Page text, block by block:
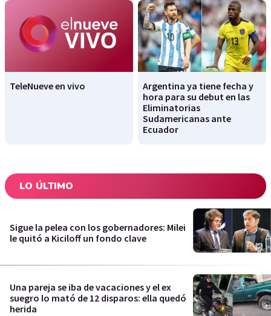
TeleNueve en vivo
Argentina ya tiene fecha y
hora para su debut en las
Eliminatorias
Sudamericanas ante
Ecuador
LO ÚLTIMO
Sigue la pelea con los gobernadores: Milei
le quitó a Kiciloff un fondo clave
Una pareja se iba de vacaciones y el ex
suegro lo mató de 12 disparos: ella quedó
herida